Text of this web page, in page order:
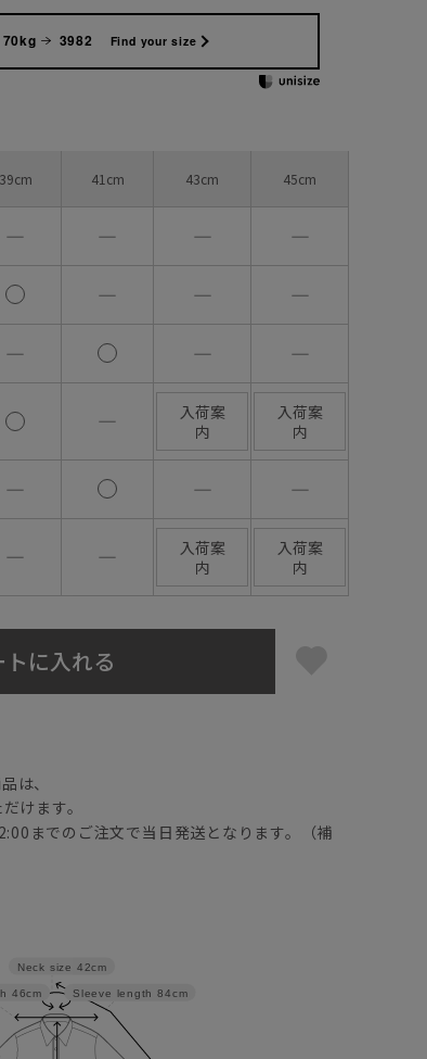
3982 Find your size
39cm 41cm 43cm 45cm
― ― ― ―
― ― ―
― ― ―
―
入荷案
内
入荷案
内
― ― ―
― ―
入荷案
内
入荷案
内
トに入れる
は、
けます。
までのご注文で当日発送となります。（補
Sleeve length 84cm
Neck size 42cm
46cm